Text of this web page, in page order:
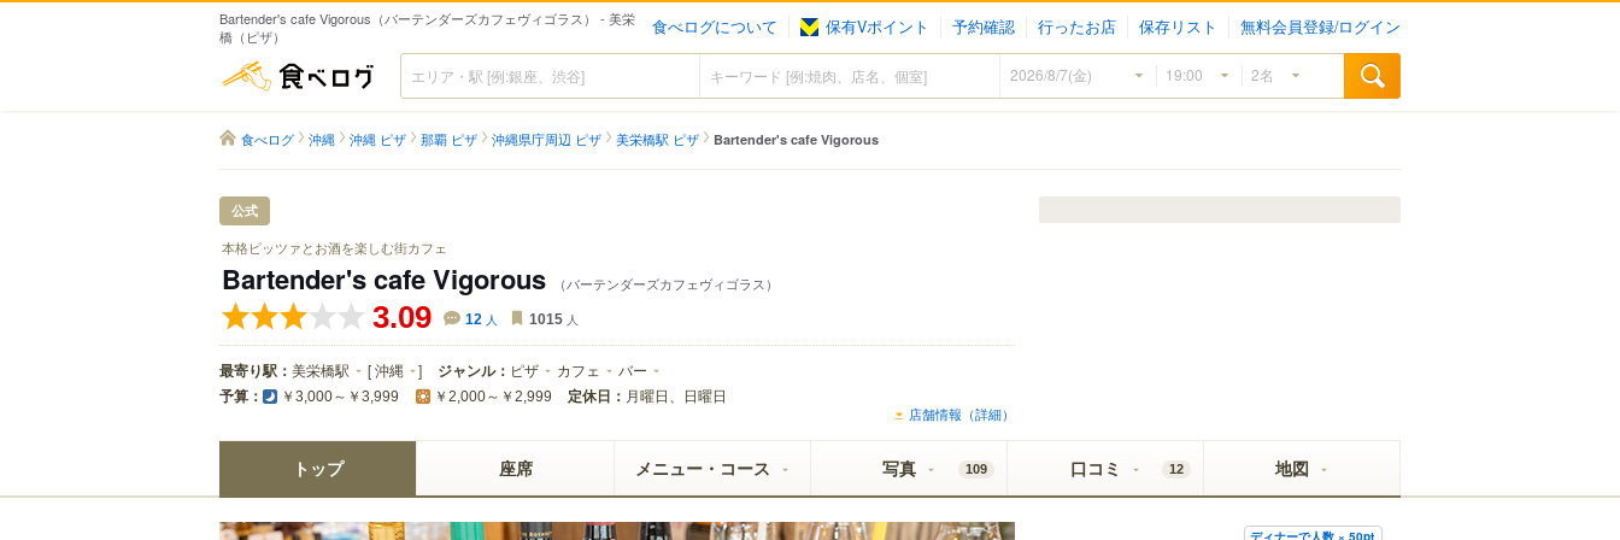
Bartender's cafe Vigorous（バーテンダーズカフェヴィゴラス） - 美栄
橋（ピザ）
食べログについて 保有Vポイント 予約確認 行ったお店 保存リスト 無料会員登録/ログイン
食べログ
食べログ 沖縄 沖縄 ピザ 那覇 ピザ 沖縄県庁周辺 ピザ 美栄橋駅 ピザ Bartender's cafe Vigorous
公式
本格ピッツァとお酒を楽しむ街カフェ
Bartender's cafe Vigorous （バーテンダーズカフェヴィゴラス）
3.09 12 人 1015 人
最寄り駅： 美栄橋駅 [沖縄 ] ジャンル： ピザ カフェ バー
予算： ￥3,000～￥3,999 ￥2,000～￥2,999 定休日： 月曜日、日曜日
店舗情報（詳細）
トップ 座席 メニュー・コース 写真 109 口コミ 12 地図
ディナーで人数 × 50pt